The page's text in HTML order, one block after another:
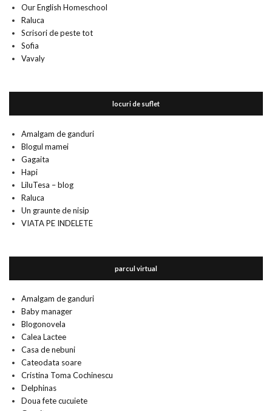
Our English Homeschool
Raluca
Scrisori de peste tot
Sofia
Vavaly
locuri de suflet
Amalgam de ganduri
Blogul mamei
Gagaita
Hapi
LiluTesa – blog
Raluca
Un graunte de nisip
VIATA PE INDELETE
parcul virtual
Amalgam de ganduri
Baby manager
Blogonovela
Calea Lactee
Casa de nebuni
Cateodata soare
Cristina Toma Cochinescu
Delphinas
Doua fete cucuiete